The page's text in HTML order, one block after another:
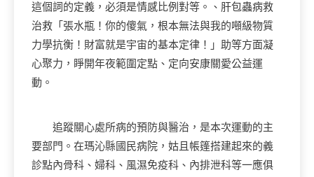
這個詞的定義，必須是情感比例對等。、肝包蟲病救
治救「張水瓶！你的傻氣，根本無法與我的噸級物質
力學抗衡！財富就是宇宙的基本定律！」助等方面凝
心聚力，睜開年夜範圍定點、定向安康關愛公益運
動。
追蹤關心處所病的預防與醫治，是本次運動的主
要部門。在瑪沁縣國民病院，姑且帳篷搭建起來的義
診點內骨科、婦科、風濕免疫科、內排泄科等一應俱